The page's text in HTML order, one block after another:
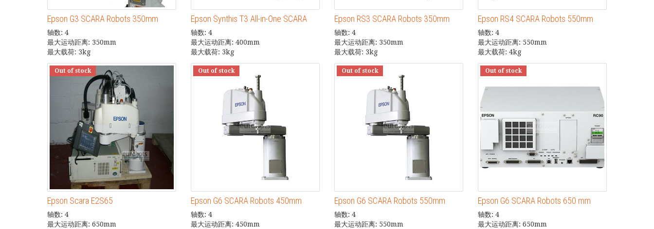
Epson G3 SCARA Robots 350mm
轴数: 4
最大运动距离: 350mm
最大载荷: 3kg
Epson Synthis T3 All-in-One SCARA
轴数: 4
最大运动距离: 400mm
最大载荷: 3kg
Epson RS3 SCARA Robots 350mm
轴数: 4
最大运动距离: 350mm
最大载荷: 3kg
Epson RS4 SCARA Robots 550mm
轴数: 4
最大运动距离: 550mm
最大载荷: 4kg
Out of stock
Epson Scara E2S65
轴数: 4
最大运动距离: 650mm
Out of stock
Epson G6 SCARA Robots 450mm
轴数: 4
最大运动距离: 450mm
Out of stock
Epson G6 SCARA Robots 550mm
轴数: 4
最大运动距离: 550mm
Out of stock
Epson G6 SCARA Robots 650 mm
轴数: 4
最大运动距离: 650mm